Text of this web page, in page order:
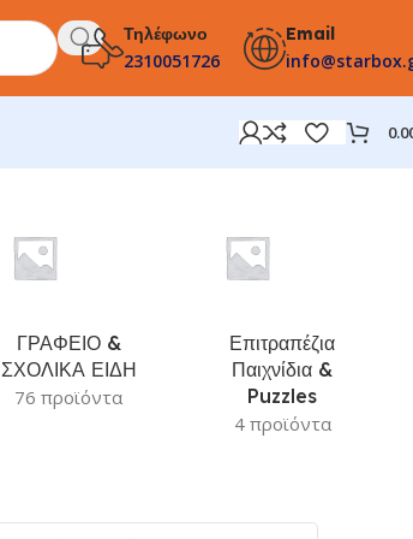
Τηλέφωνο
2310051726
Email
ΓΡΑΦΕΙΟ &
ΣΧΟΛΙΚΑ ΕΙΔΗ
76 προϊόντα
Επιτραπέζια
Παιχνίδια &
Puzzles
4 προϊόντα